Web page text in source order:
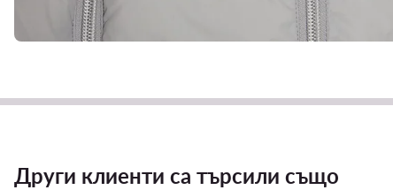
Други клиенти са търсили също